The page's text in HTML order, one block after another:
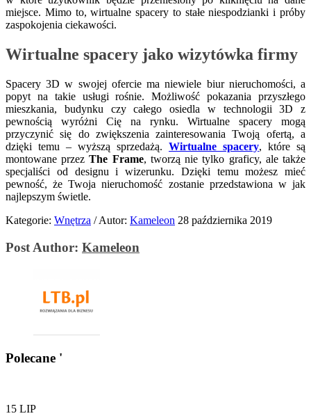
miejsce. Mimo to, wirtualne spacery to stałe niespodzianki i próby
zaspokojenia ciekawości.
Wirtualne spacery jako wizytówka firmy
Spacery 3D w swojej ofercie ma niewiele biur nieruchomości, a
popyt na takie usługi rośnie. Możliwość pokazania przyszłego
mieszkania, budynku czy całego osiedla w technologii 3D z
pewnością wyróżni Cię na rynku. Wirtualne spacery mogą
przyczynić się do zwiększenia zainteresowania Twoją ofertą, a
dzięki temu – wyższą sprzedażą. Wirtualne spacery, które są
montowane przezThe Frame, tworzą nie tylko graficy, ale także
specjaliści od designu i wizerunku. Dzięki temu możesz mieć
pewność, że Twoja nieruchomość zostanie przedstawiona w jak
najlepszym świetle.
Kategorie: Wnętrza /Autor: Kameleon 28 października 2019
Post Author: Kameleon
Polecane '
15 LIP